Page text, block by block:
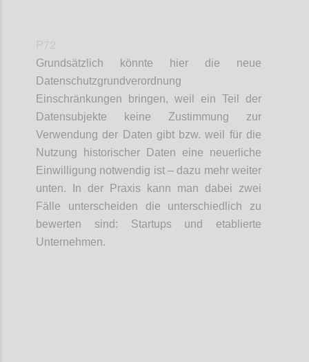
Grundsätzlich könnte hier die neue
Datenschutzgrundverordnung
Einschränkungen bringen, weil ein Teil der
Datensubjekte keine Zustimmung zur
Verwendung der Daten gibt bzw. weil für die
Nutzung historischer Daten eine neuerliche
Einwilligung notwendig ist – dazu mehr weiter
unten. In der Praxis kann man dabei zwei
Fälle unterscheiden die unterschiedlich zu
bewerten sind: Startups und etablierte
Unternehmen.